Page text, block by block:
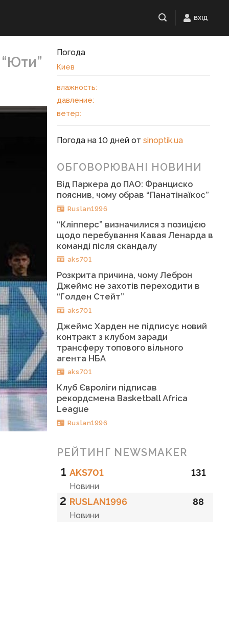
ВХІД
Погода
Киев
влажность:
давление:
ветер:
Погода на 10 дней отsinoptik.ua
ОБГОВОРЮВАНІ НОВИНИ
Від Паркера до ПАО: Франциско
пояснив, чому обрав “Панатінаїкос”
Ruslan1996
“Кліпперс” визначилися з позицією
щодо перебування Кавая Ленарда в
команді після скандалу
aks701
Розкрита причина, чому Леброн
Джеймс не захотів переходити в
“Голден Стейт”
aks701
Джеймс Харден не підписує новий
контракт з клубом заради
трансферу топового вільного
агента НБА
aks701
Клуб Євроліги підписав
рекордсмена Basketball Africa
League
Ruslan1996
РЕЙТИНГ NEWSMAKER
1 AKS701
Новини
131
2 RUSLAN1996
Новини
88